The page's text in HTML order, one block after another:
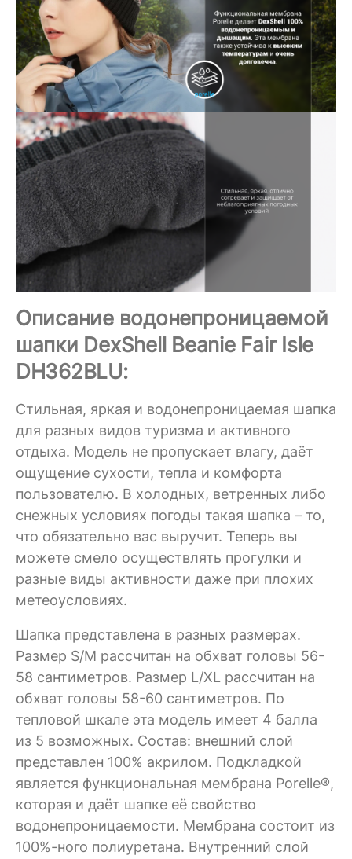
Описание водонепроницаемой
шапки DexShell Beanie Fair Isle
DH362BLU:
Стильная, яркая и водонепроницаемая шапка
для разных видов туризма и активного
отдыха. Модель не пропускает влагу, даёт
ощущение сухости, тепла и комфорта
пользователю. В холодных, ветренных либо
снежных условиях погоды такая шапка – то,
что обязательно вас выручит. Теперь вы
можете смело осуществлять прогулки и
разные виды активности даже при плохих
метеоусловиях.
Шапка представлена в разных размерах.
Размер S/M рассчитан на обхват головы 56-
58 сантиметров. Размер L/XL рассчитан на
обхват головы 58-60 сантиметров. По
тепловой шкале эта модель имеет 4 балла
из 5 возможных. Состав: внешний слой
представлен 100% акрилом. Подкладкой
является функциональная мембрана Porelle®,
которая и даёт шапке её свойство
водонепроницаемости. Мембрана состоит из
100%-ного полиуретана. Внутренний слой